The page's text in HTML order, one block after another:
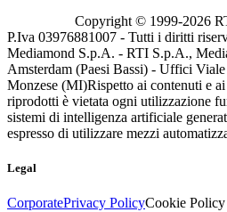
Copyright © 1999-2026
P.Iva 03976881007 - Tutti i diritti
Mediamond S.p.A. - RTI S.p.A.,
Amsterdam (Paesi Bassi) - Uffici
Monzese (MI)Rispetto ai contenuti e
riprodotti è vietata ogni utilizzazione
sistemi di intelligenza artificiale
espresso di utilizzare mezzi
Legal
CorporatePrivacy PolicyCookie Policy